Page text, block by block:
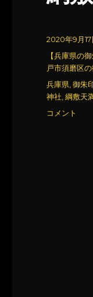
投
稿
日:
2020年9月17
カ
テ
ゴ
リ
【兵庫県の御
戸市須磨区
タ
グ
兵庫県 ,御朱
神社 ,綱敷天
綱
コメント